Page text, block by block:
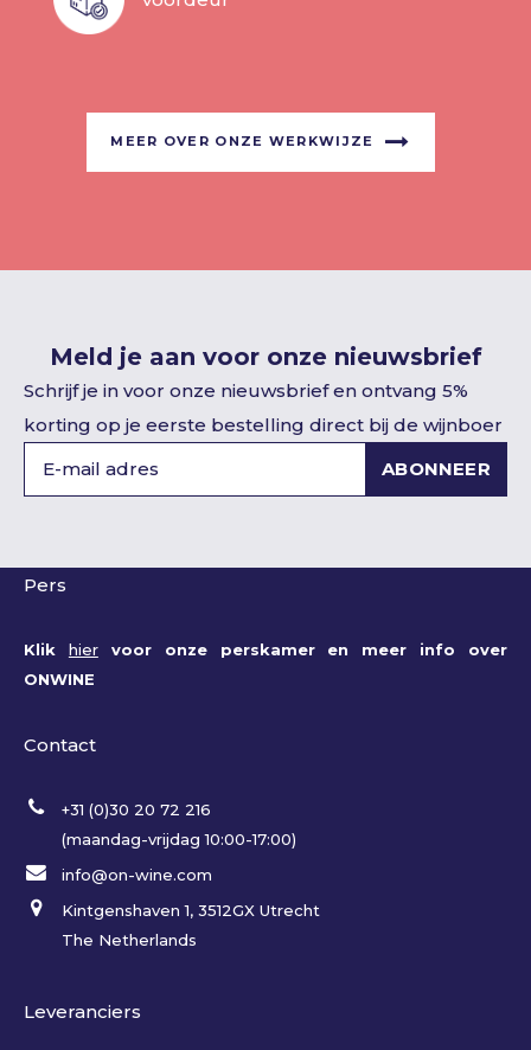
MEER OVER ONZE WERKWIJZE
Meld je aan voor onze nieuwsbrief
Schrijf je in voor onze nieuwsbrief en ontvang 5%
korting op je eerste bestelling direct bij de wijnboer
ABONNEER
Pers
Klik hiervoor onze perskamer en meer info over
ONWINE
Contact
+31 (0)30 20 72 216
(maandag-vrijdag 10:00-17:00)
info@on-wine.com
Kintgenshaven 1, 3512GX Utrecht
The Netherlands
Leveranciers